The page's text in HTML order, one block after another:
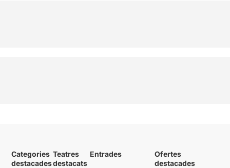
Categories
destacades
Teatres
destacats
Entrades
Ofertes
destacades